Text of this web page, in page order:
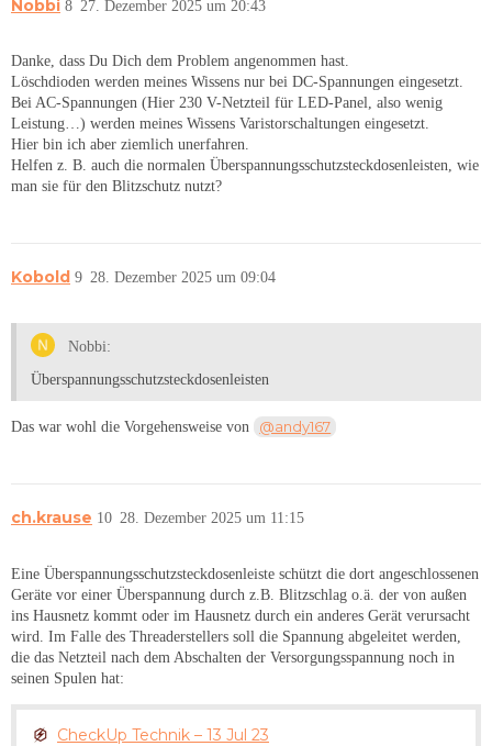
Nobbi 27. Dezember 2025 um 20:43
8
Danke, dass Du Dich dem Problem angenommen hast.
Löschdioden werden meines Wissens nur bei DC-Spannungen eingesetzt.
Bei AC-Spannungen (Hier 230 V-Netzteil für LED-Panel, also wenig
Leistung…) werden meines Wissens Varistorschaltungen eingesetzt.
Hier bin ich aber ziemlich unerfahren.
Helfen z. B. auch die normalen Überspannungsschutzsteckdosenleisten, wie
man sie für den Blitzschutz nutzt?
Kobold 28. Dezember 2025 um 09:04
9
Nobbi:
Überspannungsschutzsteckdosenleisten
Das war wohl die Vorgehensweise von @andy167
ch.krause 28. Dezember 2025 um 11:15
10
Eine Überspannungsschutzsteckdosenleiste schützt die dort angeschlossenen
Geräte vor einer Überspannung durch z.B. Blitzschlag o.ä. der von außen
ins Hausnetz kommt oder im Hausnetz durch ein anderes Gerät verursacht
wird. Im Falle des Threaderstellers soll die Spannung abgeleitet werden,
die das Netzteil nach dem Abschalten der Versorgungsspannung noch in
seinen Spulen hat:
CheckUp Technik – 13 Jul 23